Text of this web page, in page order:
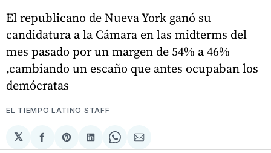
El republicano de Nueva York ganó su
candidatura a la Cámara en las midterms del
mes pasado por un margen de 54% a 46%
,cambiando un escaño que antes ocupaban los
demócratas
EL TIEMPO LATINO STAFF
𝕏
Compartir
ShareCompartir
ShareCompartir